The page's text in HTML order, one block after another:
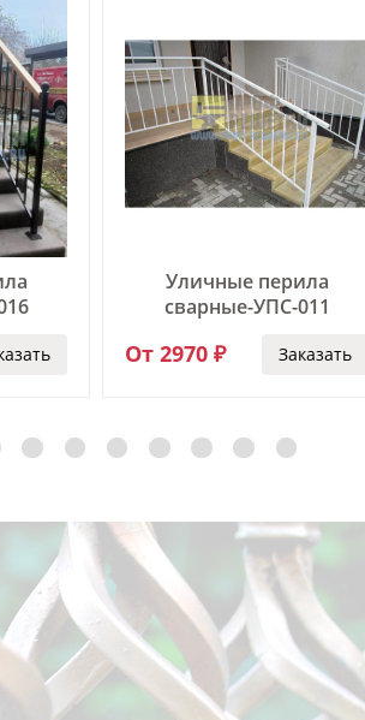
Уличные перила
сварные-УПС-011
От 2970 ₽ Заказать